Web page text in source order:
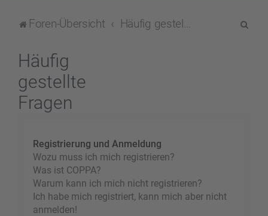
Foren-Übersicht Häufig gestellte Fragen
Häufig
gestellte
Fragen
Registrierung und Anmeldung
Wozu muss ich mich registrieren?
Was ist COPPA?
Warum kann ich mich nicht registrieren?
Ich habe mich registriert, kann mich aber nicht
anmelden!